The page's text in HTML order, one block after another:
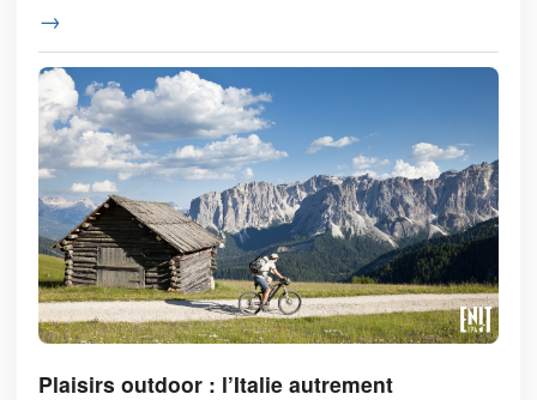
→
Plaisirs outdoor : l’Italie autrement